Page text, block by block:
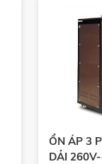
ỔN ÁP 3
DẢI